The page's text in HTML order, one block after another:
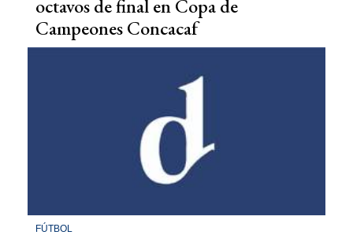
octavos de final en Copa de
Campeones Concacaf
FÚTBOL